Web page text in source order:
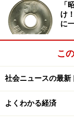
「
け
に
こ
社会ニュースの最新
よくわかる経済